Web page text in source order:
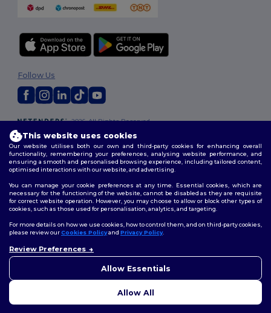
2026. All Rights Reserved
Terms & Conditions|Customization Policy
Policy
| Site Map
Follow Us
This website uses cookies
Our website utilises both our own and third-party cookies for enhancing overall
functionality, remembering your preferences, analysing website performance, and
ensuring a smooth and personalised browsing experience, including tailored content,
optimised interactions with our website, and advertising.
You can manage your cookie preferences at any time. Essential cookies, which are
necessary for the functioning of the website, cannot be disabled as they are requisite
for correct website operation. However, you may choose to allow or block other types of
cookies, such as those used for personalisation, analytics, and targeting.
For more details on how we use cookies, how to control them, and on third-party cookies,
please review ourCookies Policyand Privacy Policy.
Review Preferences
Allow Essentials
Allow All
nebo obavy, můžete nás
chatbot je tu, aby vám pomohl.